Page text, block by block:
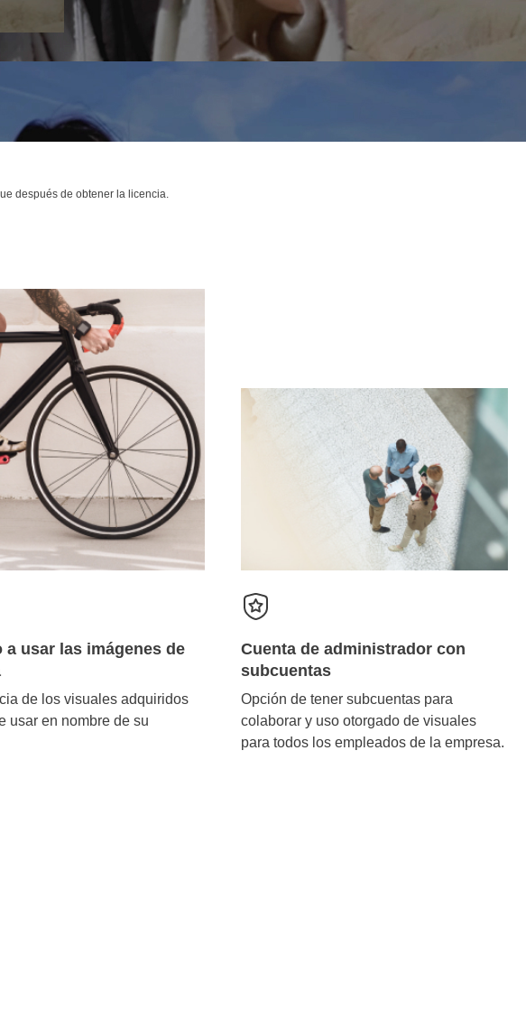
después de obtener la licencia.
a usar las imágenes de
de los visuales adquiridos
usar en nombre de su
Cuenta de administrador con
subcuentas
Opción de tener subcuentas para
colaborar y uso otorgado de visuales
para todos los empleados de la empresa.